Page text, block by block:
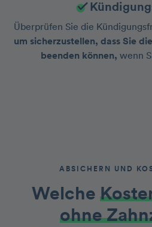
Überprüfen Sie die
um sicherzustellen, dass Sie
beenden können, wenn
ABSICHERN UND
Welche
ohne